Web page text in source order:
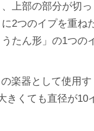
上部の部分が切っ
2つのイプを重ね
たん形」の1つの
楽器として使用す
きくても直径が10